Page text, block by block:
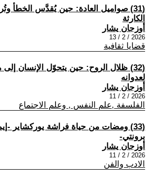
(31) صواميل العادة: حين يُقدَّس الخطأ
الكارثة
أوزجان يشار
2026 / 2 / 13
قضايا ثقافية
(32) ظلال الروح: حين يتحوّل الإنسان
لعدوانه
أوزجان يشار
2026 / 2 / 11
الفلسفة ,علم النفس , وعلم الاجتماع
(33) ومضات من حياة فراشة يوركشاير -
برونتي-
أوزجان يشار
2026 / 2 / 11
الادب والفن